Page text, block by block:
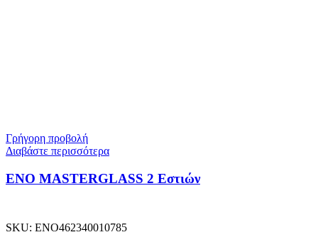
Γρήγορη προβολή
Διαβάστε περισσότερα
ENO MASTERGLASS 2 Εστιών
SKU: ENO462340010785